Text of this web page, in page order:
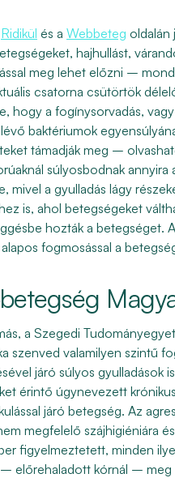
Ridikül és a Webbeteg oldalán
hajhullást,
meg lehet előzni –
csatorna csütörtök
hogy a fogínysorvadás,
baktériumok
támadják meg –
súlyosbodnak
mivel a gyulladás lágy
is, ahol betegségeket
hozták a betegséget.
fogmosással a
a Szegedi
szenved valamilyen szintű
járó súlyos gyulladások
érintő úgynevezett
járó betegség. Az
megfelelő szájhigiéniára
figyelmeztetett, minden
előrehaladott kórnál – meg